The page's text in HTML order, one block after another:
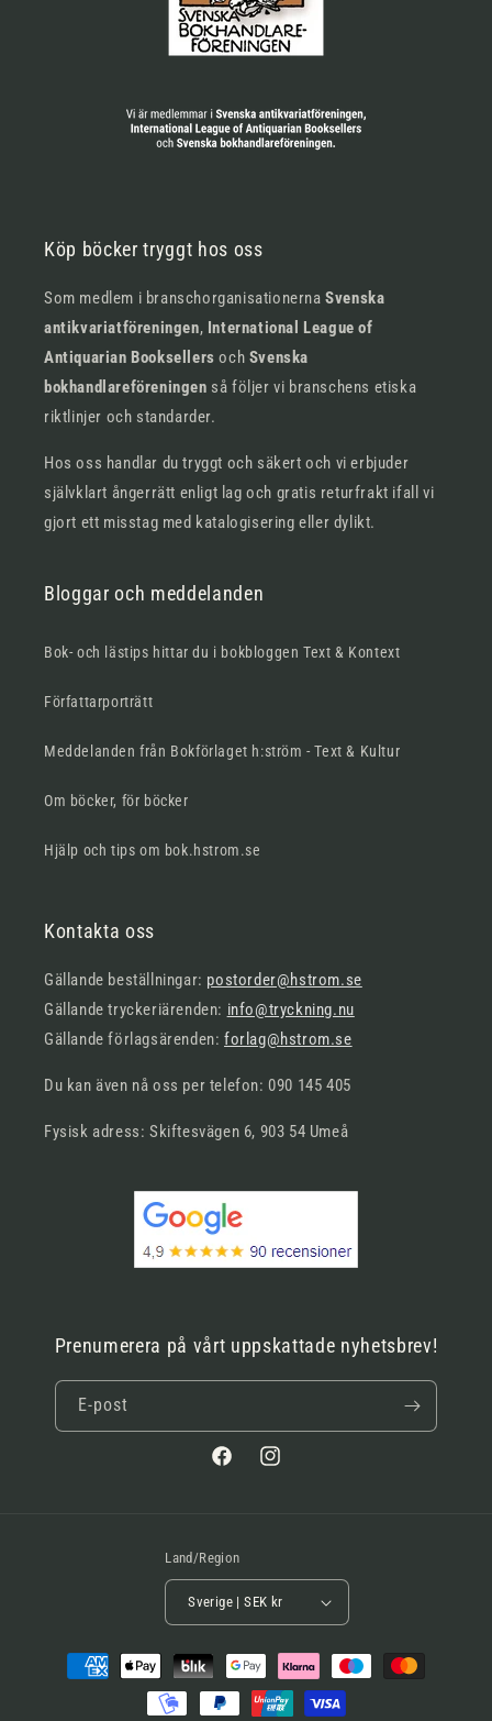
Köp böcker tryggt hos oss
Som medlem i branschorganisationernaSvenska
antikvariatföreningen, International League of
Antiquarian Booksellersoch Svenska
bokhandlareföreningen så följer vi branschens etiska
riktlinjer och standarder.
Hos oss handlar du tryggt och säkert och vi erbjuder
självklart ångerrätt enligt lag och gratis returfrakt ifall vi
gjort ett misstag med katalogisering eller dylikt.
Bloggar och meddelanden
Bok- och lästips hittar du i bokbloggen Text & Kontext
Författarporträtt
Meddelanden från Bokförlaget h:ström - Text & Kultur
Om böcker, för böcker
Hjälp och tips om bok.hstrom.se
Kontakta oss
Gällande beställningar: postorder@hstrom.se
Gällande tryckeriärenden: info@tryckning.nu
Gällande förlagsärenden:forlag@hstrom.se
Du kan även nå oss per telefon: 090 145 405
Fysisk adress: Skiftesvägen 6, 903 54 Umeå
Prenumerera på vårt uppskattade nyhetsbrev!
E-post
FacebookInstagram
Land/Region
Sverige | SEK kr
Betalningsmetoder